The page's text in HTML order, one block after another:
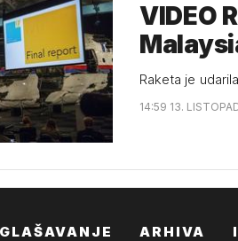
VIDEO
Raketa je
14:59 13.
ARHIVA